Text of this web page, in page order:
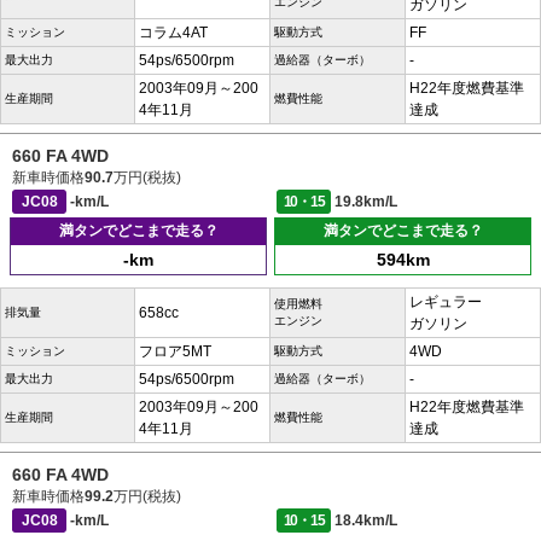
ガソリン
ミッション コラム4AT 駆動方式 FF
最大出力 54ps/6500rpm 過給器（ターボ） -
生産期間
2003年09月～200
4年11月
燃費性能
H22年度燃費基準
達成
660 FA 4WD
新車時価格90.7万円(税抜)
JC08
-km/L 10・15
19.8km/L
満タンでどこまで走る？
-km
満タンでどこまで走る？
594km
排気量 658cc
使用燃料
エンジン
レギュラー
ガソリン
ミッション フロア5MT 駆動方式 4WD
最大出力 54ps/6500rpm 過給器（ターボ） -
生産期間
2003年09月～200
4年11月
燃費性能
H22年度燃費基準
達成
660 FA 4WD
新車時価格99.2万円(税抜)
JC08
-km/L 10・15
18.4km/L